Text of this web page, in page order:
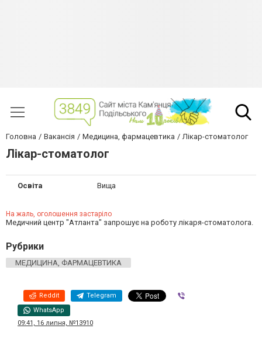
Головна Вакансія Медицина, фармацевтика Лікар-стоматолог
Лікар-стоматолог
Освіта Вища
На жаль, оголошення застаріло
Медичний центр "Атланта" запрошує на роботу лікаря-стоматолога.
Рубрики
МЕДИЦИНА, ФАРМАЦЕВТИКА
Reddit Telegram
WhatsApp
09:41, 16 липня, №13910